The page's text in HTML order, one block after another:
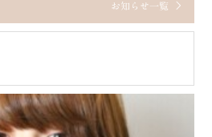
お知らせ一覧